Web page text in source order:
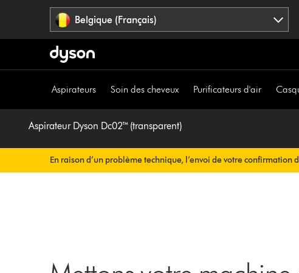
Belgique (Français)
Aspirateurs Soin des cheveux Purificateurs d'air
Aspirateur Dyson Dc02™ (transparent)
En raison d’un problème technique, l’envoi de votre
rien à faire de votre côté. Votre confirmation de commande vous